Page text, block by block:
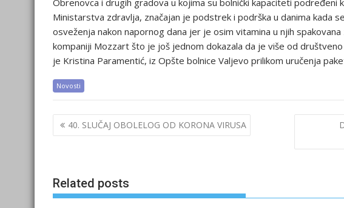
Obrenovca i drugih gradova u kojima su bolnički kapaciteti podređeni
Ministarstva zdravlja, značajan je podstrek i podrška u danima kada
osveženja nakon napornog dana jer je osim vitamina u njih
kompaniji Mozzart što je još jednom dokazala da je više od
je Kristina Paramentić, iz Opšte bolnice Valjevo prilikom uručenja
Novosti
Post
navigation
40. SLUČAJ OBOLELOG OD KORONA VIRUSA
Related posts